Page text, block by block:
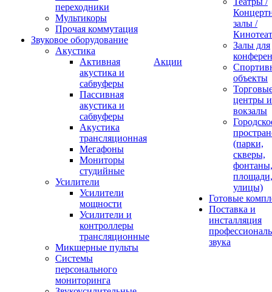
переходники
Мультикоры
Прочая коммутация
Звуковое оборудование
Акустика
Активная
акустика и
сабвуферы
Пассивная
акустика и
сабвуферы
Акустика
трансляционная
Мегафоны
Мониторы
студийные
Усилители
Усилители
мощности
Усилители и
контроллеры
трансляционные
Микшерные пульты
Системы
персонального
мониторинга
Акции
залы /
Залы для
объекты
центры и
вокзалы
(парки,
скверы,
фонтаны,
площади,
улицы)
Готовые
Поставка и
инсталляция
звука